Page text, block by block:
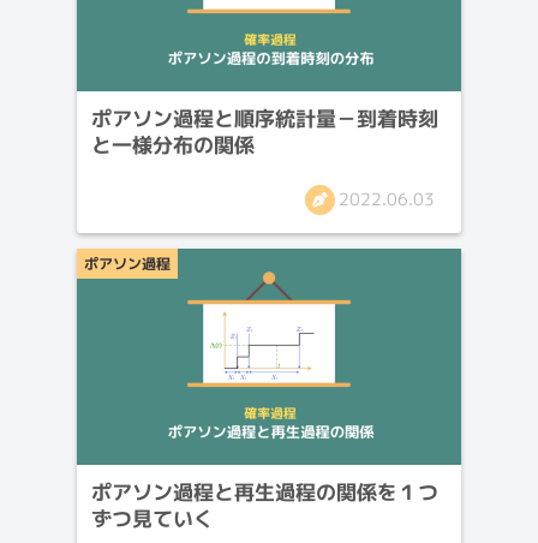
ポアソン過程と順序統計量－到着時刻
と一様分布の関係
2022.06.03
ポアソン過程
ポアソン過程と再生過程の関係を１つ
ずつ見ていく